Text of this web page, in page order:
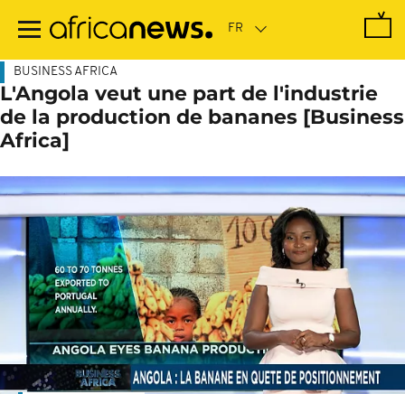
contenu
BUSINESS AFRICA
L'Angola veut une part de l'industrie
de la production de bananes [Business
Africa]